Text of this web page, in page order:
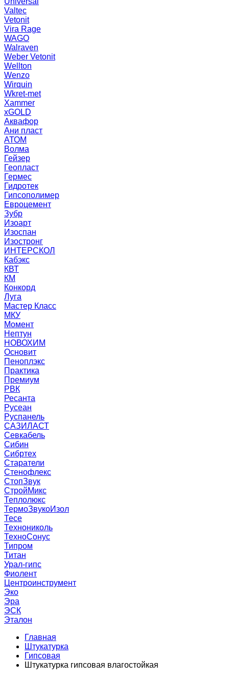
Valtec
Vetonit
Vira Rage
WAGO
Walraven
Weber Vetonit
Wellton
Wenzo
Wirquin
Wkret-met
Xammer
xGOLD
Аквафор
Ани пласт
АТОМ
Волма
Гейзер
Геопласт
Гермес
Гидротек
Гипсополимер
Евроцемент
Зубр
Изоарт
Изоспан
Изостронг
ИНТЕРСКОЛ
Кабэкс
КВТ
КМ
Конкорд
Луга
Мастер Класс
МКУ
Момент
Нептун
НОВОХИМ
Основит
Пеноплэкс
Практика
Премиум
РВК
Ресанта
Русеан
Руспанель
САЗИЛАСТ
Севкабель
Сибин
Сибртех
Старатели
Стенофлекс
СтопЗвук
СтройМикс
Теплолюкс
ТермоЗвукоИзол
Тесе
Технониколь
ТехноСонус
Типром
Титан
Урал-гипс
Фиолент
Центроинструмент
Эко
Эра
ЭСК
Эталон
Главная
Штукатурка
Гипсовая
Штукатурка гипсовая влагостойкая